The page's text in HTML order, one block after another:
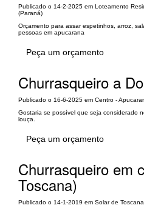
Publicado o 14-2-2025 em Loteamento
(Paraná)
Orçamento para assar espetinhos, arroz,
pessoas em apucarana
Peça um orçamento
Churrasqueiro a
Publicado o 16-6-2025 em Centro -
Gostaria se possível que seja considerado
louça.
Peça um orçamento
Churrasqueiro em
Toscana)
Publicado o 14-1-2019 em Solar de